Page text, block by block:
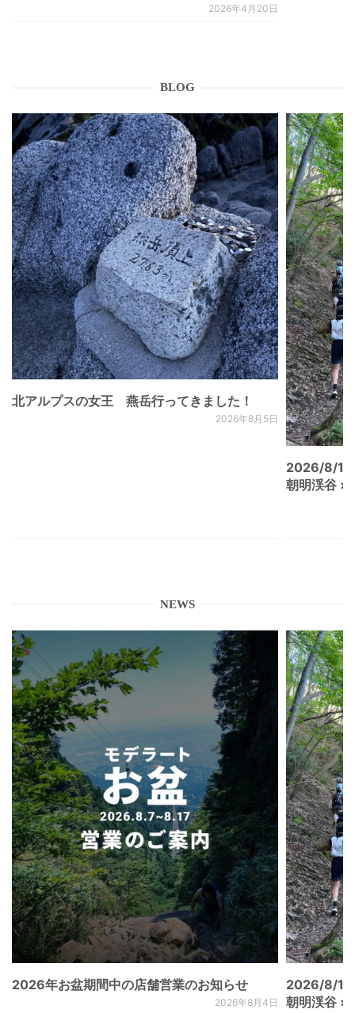
2026年4月20日
BLOG
北アルプスの女王 燕岳行ってきました！
2026年8月5日
2026/8/
朝明渓谷 ×
NEWS
2026年お盆期間中の店舗営業のお知らせ
2026年8月4日
2026/8/
朝明渓谷 ×